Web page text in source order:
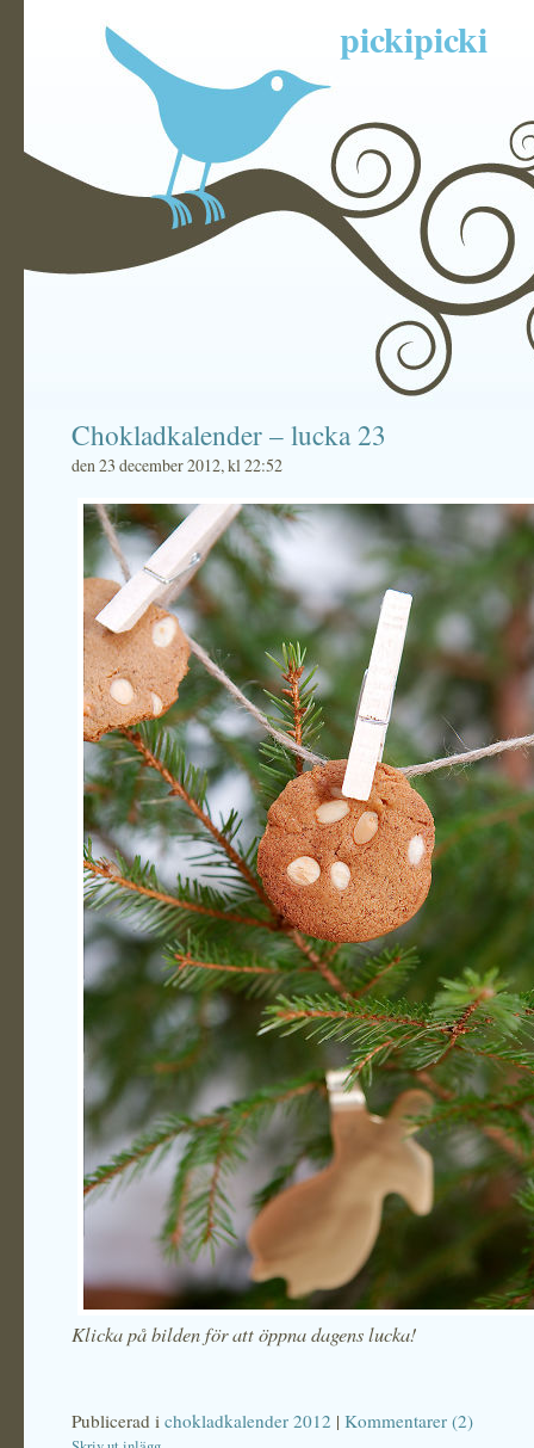
pickipicki
Chokladkalender – lucka 23
den 23 december 2012, kl 22:52
Klicka på bilden för att öppna dagens lucka!
Publicerad i chokladkalender 2012 | Kommentarer (2)